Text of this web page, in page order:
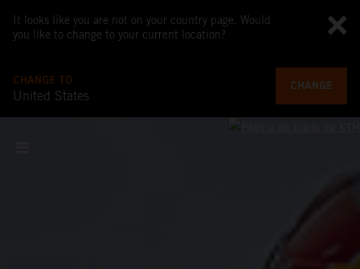
It looks like you are not on your country page. Would
you like to change to your current location?
CHANGE TO
United States
CHANGE